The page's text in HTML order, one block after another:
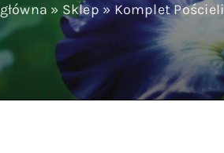
» Sklep » Komplet